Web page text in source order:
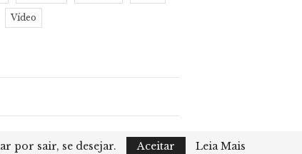
Vídeo
Desenvolvimento: Ricard Cristian
por sair, se desejar. Aceitar Leia Mais